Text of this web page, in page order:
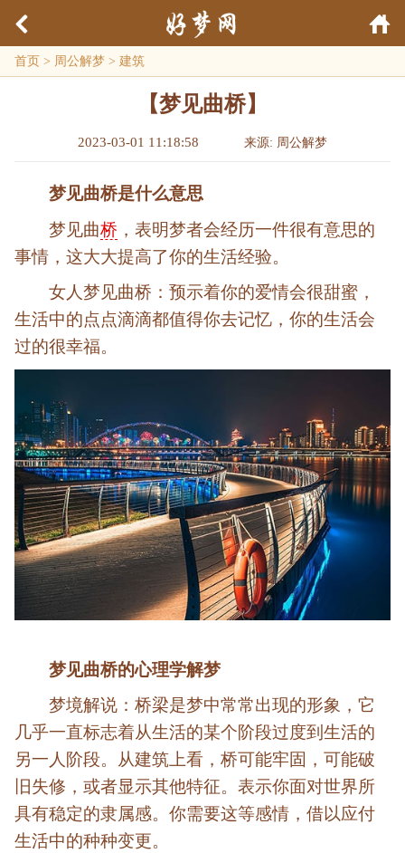
首页 > 周公解梦 > 建筑
【梦见曲桥】
2023-03-01 11:18:58 来源: 周公解梦
梦见曲桥是什么意思
梦见曲桥 ，表明梦者会经历一件很有意思的
事情，这大大提高了你的生活经验。
女人梦见曲桥：预示着你的爱情会很甜蜜，
生活中的点点滴滴都值得你去记忆，你的生活会
过的很幸福。
梦见曲桥的心理学解梦
梦境解说：桥梁是梦中常常出现的形象，它
几乎一直标志着从生活的某个阶段过度到生活的
另一人阶段。从建筑上看，桥可能牢固，可能破
旧失修，或者显示其他特征。表示你面对世界所
具有稳定的隶属感。你需要这等感情，借以应付
生活中的种种变更。